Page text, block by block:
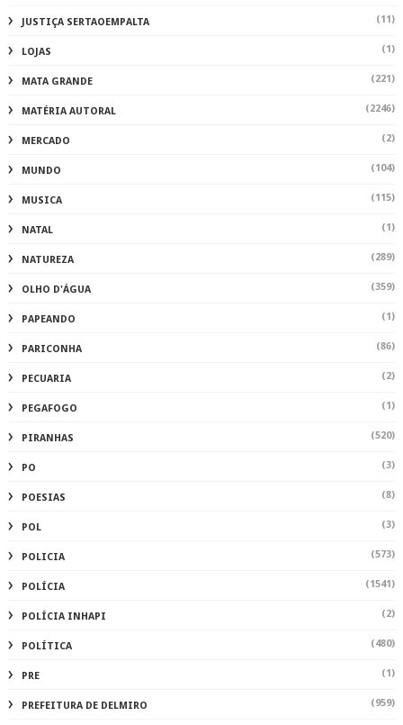
JUSTIÇA SERTAOEMPALTA (11)
LOJAS (1)
MATA GRANDE (221)
MATÉRIA AUTORAL (2246)
MERCADO (2)
MUNDO (104)
MUSICA (115)
NATAL (1)
NATUREZA (289)
OLHO D'ÁGUA (359)
PAPEANDO (1)
PARICONHA (86)
PECUARIA (2)
PEGAFOGO (1)
PIRANHAS (520)
PO (3)
POESIAS (8)
POL (3)
POLICIA (573)
POLÍCIA (1541)
POLÍCIA INHAPI (2)
POLÍTICA (480)
PRE (1)
PREFEITURA DE DELMIRO (959)